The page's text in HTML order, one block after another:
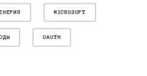
MICROSOFT
OAUTH